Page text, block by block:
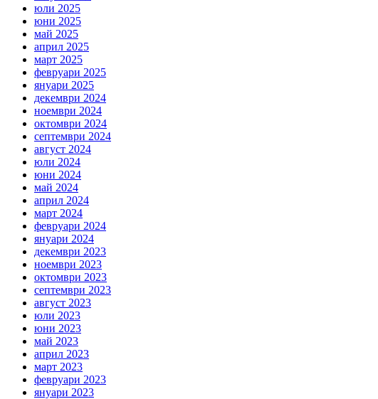
юли 2025
юни 2025
май 2025
април 2025
март 2025
февруари 2025
януари 2025
декември 2024
ноември 2024
октомври 2024
септември 2024
август 2024
юли 2024
юни 2024
май 2024
април 2024
март 2024
февруари 2024
януари 2024
декември 2023
ноември 2023
октомври 2023
септември 2023
август 2023
юли 2023
юни 2023
май 2023
април 2023
март 2023
февруари 2023
януари 2023